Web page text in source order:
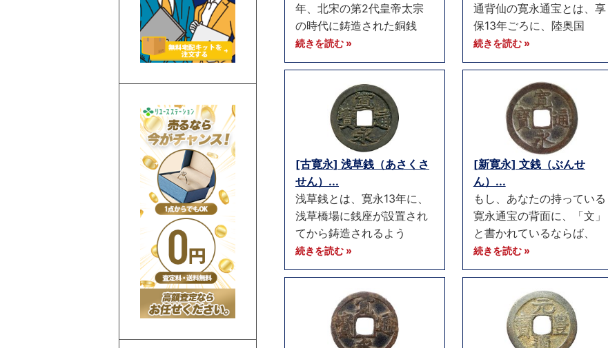
年、北宋の第2代皇帝太宗
の時代に鋳造された銅銭
続きを読む »
通背仙の寛永通宝とは、享
保13年ごろに、陸奥国
続きを読む »
[古寛永] 浅草銭（あさくさ
せん）...
浅草銭とは、寛永13年に、
浅草橋場に銭座が設置され
てから鋳造されるよう
続きを読む »
[新寛永] 文銭（ぶんせ
ん）...
もし、あなたの持っている
寛永通宝の背面に、「文」
と書かれているならば、
続きを読む »